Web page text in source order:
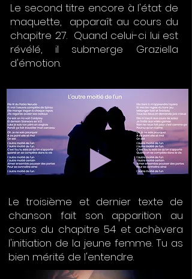
Le second titre encore à l'état de
maquette, apparaît au cours du
chapitre 27. Quand celui-ci lui est
révélé, il submerge Graziella
d'émotion.
Le troisième et dernier texte de
chanson fait son apparition au
cours du chapitre 54 et achèvera
l'initiation de la jeune femme. Tu as
bien mérité de l'entendre.